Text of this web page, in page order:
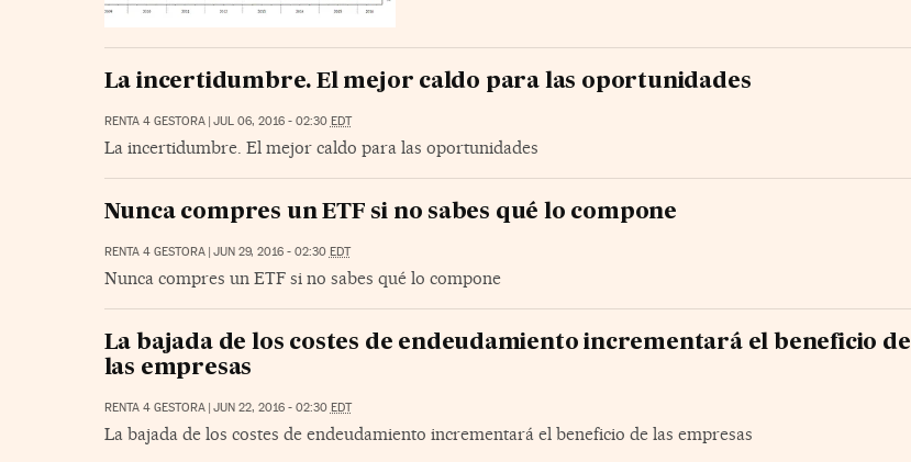
La incertidumbre. El mejor caldo para las oportunidades
RENTA 4 GESTORA JUL 06, 2016 - 02:30 EDT
La incertidumbre. El mejor caldo para las oportunidades
Nunca compres un ETF si no sabes qué lo compone
RENTA 4 GESTORA JUN 29, 2016 - 02:30 EDT
Nunca compres un ETF si no sabes qué lo compone
La bajada de los costes de endeudamiento incrementará el beneficio de
las empresas
RENTA 4 GESTORA JUN 22, 2016 - 02:30 EDT
La bajada de los costes de endeudamiento incrementará el beneficio de las empresas